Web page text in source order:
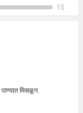
15
मिसळून.